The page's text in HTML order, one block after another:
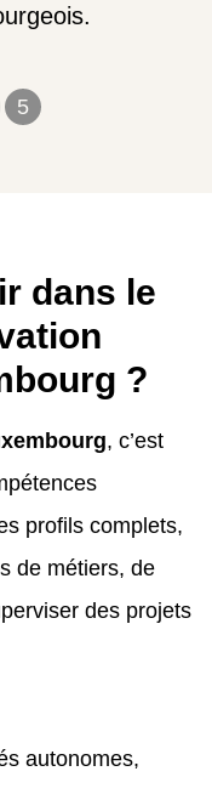
5
dans le
?
, c’est
profils complets,
de métiers, de
des projets
autonomes,